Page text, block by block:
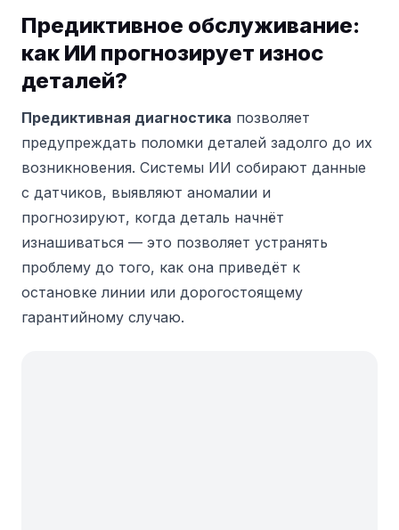
Предиктивное обслуживание:
как ИИ прогнозирует износ
деталей?
Предиктивная диагностика позволяет
предупреждать поломки деталей задолго до их
возникновения. Системы ИИ собирают данные
с датчиков, выявляют аномалии и
прогнозируют, когда деталь начнёт
изнашиваться — это позволяет устранять
проблему до того, как она приведёт к
остановке линии или дорогостоящему
гарантийному случаю.